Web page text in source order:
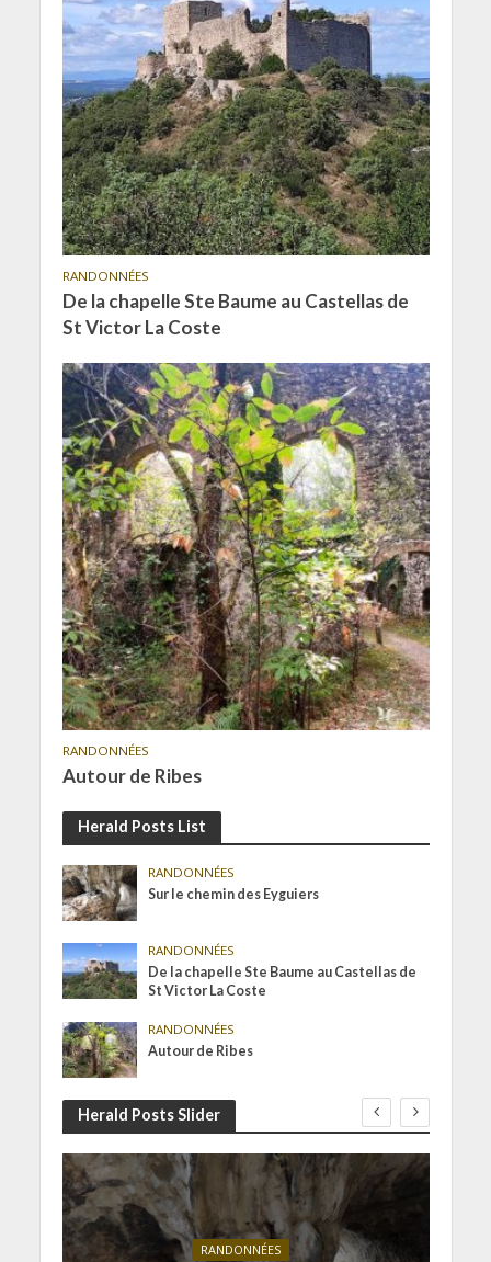
RANDONNÉES
De la chapelle Ste Baume au Castellas de
St Victor La Coste
RANDONNÉES
Autour de Ribes
Herald Posts List
RANDONNÉES
Sur le chemin des Eyguiers
RANDONNÉES
De la chapelle Ste Baume au Castellas de
St Victor La Coste
RANDONNÉES
Autour de Ribes
Herald Posts Slider
RANDONNÉES